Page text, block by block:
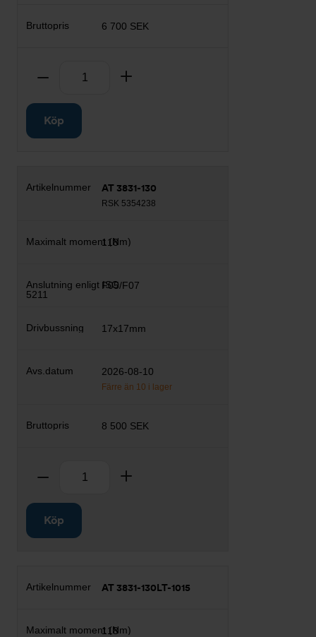
6 700 SEK
Ta bort
Köp
AT 3831-130
RSK 5354238
118
F05/F07
17x17mm
2026-08-10
Färre än 10 i lager
8 500 SEK
Ta bort
Köp
AT 3831-130LT-1015
118